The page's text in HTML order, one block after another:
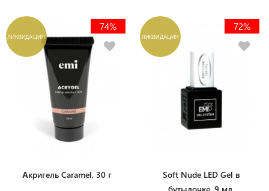
ЛИКВИДАЦИЯ
74%
Акригель Caramel, 30 г
ЛИКВИДАЦИЯ
72%
Soft Nude LED Gel в